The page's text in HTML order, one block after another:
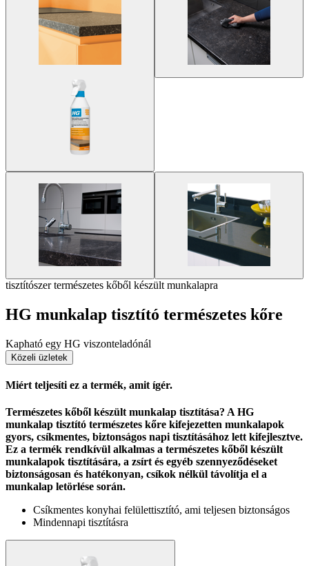
tisztítószer természetes kőből készült munkalapra
HG munkalap tisztító természetes kőre
Kapható egy HG viszonteladónál
Közeli üzletek
Miért teljesíti ez a termék, amit ígér.
Természetes kőből készült munkalap tisztítása? A HG
munkalap tisztító természetes kőre kifejezetten munkalapok
gyors, csíkmentes, biztonságos napi tisztításához lett kifejlesztve.
Ez a termék rendkívül alkalmas a természetes kőből készült
munkalapok tisztítására, a zsírt és egyéb szennyeződéseket
biztonságosan és hatékonyan, csíkok nélkül távolítja el a
munkalap letörlése során.
Csíkmentes konyhai felülettisztító, ami teljesen biztonságos
Mindennapi tisztításra